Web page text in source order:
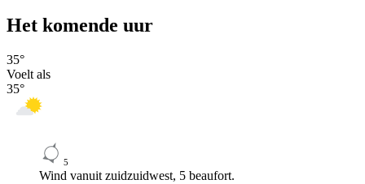
Het komende uur
35°
Voelt als
35°
5
Wind vanuit zuidzuidwest, 5 beaufort.